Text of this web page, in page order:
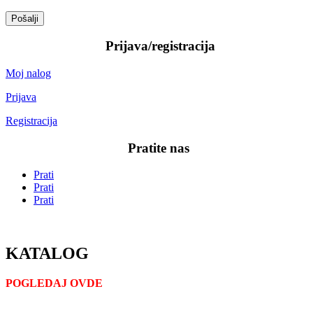
Pošalji
Prijava/registracija—–
Moj nalog
Prijava
Registracija
Pratite nas
Prati
Prati
Prati
KATALOG
POGLEDAJ OVDE